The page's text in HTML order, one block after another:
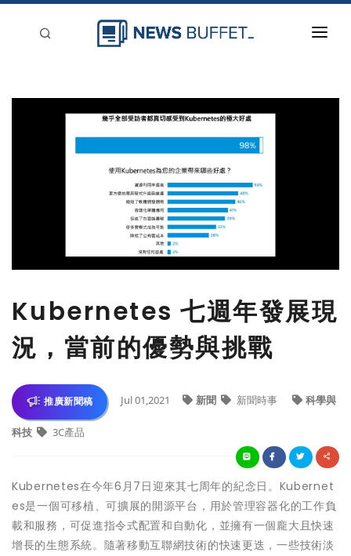
Kubernetes 七週年發展現
況，當前的優勢與挑戰
推廣新聞稿 Jul 01,2021 新聞 新聞時事 科學與
科技 3C產品
Kubernetes在今年6月7日迎來其七周年的紀念日。Kubernet
es是一個可移植、可擴展的開源平台，用於管理容器化的工作負
載和服務，可促進指令式配置和自動化，並擁有一個龐大且快速
增長的生態系統。隨著移動互聯網技術的快速更迭，一些技術淡